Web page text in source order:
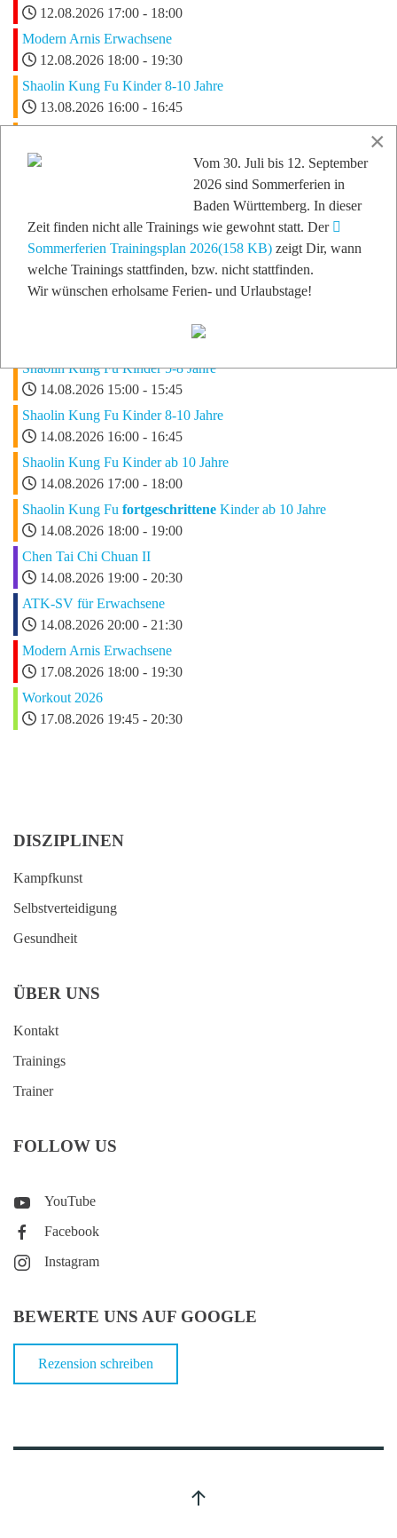
12.08.2026 17:00 - 18:00
Modern Arnis Erwachsene
12.08.2026 18:00 - 19:30
Shaolin Kung Fu Kinder 8-10 Jahre
13.08.2026 16:00 - 16:45
13.08.2026
Shaolin Kung Fu Erwachsene I
Shaolin Kung Fu Erwachsene II
13.08.2026 19:00 - 20:00
Wing Chun Erwachsene
13.08.2026 20:00 - 21:30
Shaolin Kung Fu Erwachsene III
Shaolin Kung Fu Kinder 5-8 Jahre
14.08.2026 15:00 - 15:45
Shaolin Kung Fu Kinder 8-10 Jahre
14.08.2026 16:00 - 16:45
Shaolin Kung Fu Kinder ab 10 Jahre
14.08.2026 17:00 - 18:00
Shaolin Kung Fu fortgeschrittene Kinder ab 10 Jahre
14.08.2026 18:00 - 19:00
Chen Tai Chi Chuan II
14.08.2026 19:00 - 20:30
ATK-SV für Erwachsene
14.08.2026 20:00 - 21:30
Modern Arnis Erwachsene
17.08.2026 18:00 - 19:30
Workout 2026
17.08.2026 19:45 - 20:30
DISZIPLINEN
Kampfkunst
Selbstverteidigung
Gesundheit
ÜBER UNS
Kontakt
Trainings
Trainer
FOLLOW US
YouTube
Facebook
Instagram
BEWERTE UNS AUF GOOGLE
Rezension schreiben
×
Vom 30. Juli bis 12. September
2026 sind Sommerferien in
Baden Württemberg. In dieser
Zeit finden nicht alle Trainings wie gewohnt statt. Der
Sommerferien Trainingsplan 2026(158 KB) zeigt Dir, wann
welche Trainings stattfinden, bzw. nicht stattfinden.
Wir wünschen erholsame Ferien- und Urlaubstage!